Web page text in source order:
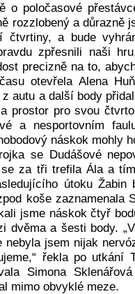
o poločasové
rozzlobený a důrazně
a bude
zpřesnili naši
precizně na to,
otevřela Alena
autu a další body
prostor pro svou
a nesportovním
náskok mohly
se Dudášové
za tři trefila Ála a
útoku Žabin
koše zaznamenala
jsme náskok čtyř
dvěma a šesti body.
nebyla jsem nijak
řekla po utkání
Simona
mimo obvyklé meze.